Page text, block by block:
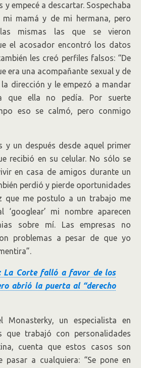
y empecé a descartar. Sospechaba
mamá y de mi hermana, pero
mismas las que se vieron
el acosador encontró los datos
les creó perfiles falsos: “De
era una acompañante sexual y de
dirección y le empezó a mandar
que ella no pedía. Por suerte
eso se calmó, pero conmigo
y un después desde aquel primer
recibió en su celular. No sólo se
en casa de amigos durante un
perdió y pierde oportunidades
que me postulo a un trabajo me
‘googlear’ mi nombre aparecen
sobre mí. Las empresas no
problemas a pesar de que yo
La Corte falló a favor de los
abrió la puerta al “derecho
Monasterky, un especialista en
que trabajó con personalidades
cuenta que estos casos son
pasar a cualquiera: “Se pone en